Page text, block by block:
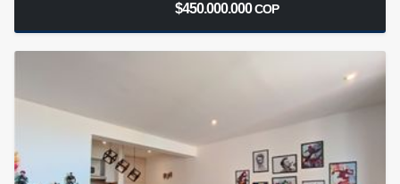
$450.000.000COP